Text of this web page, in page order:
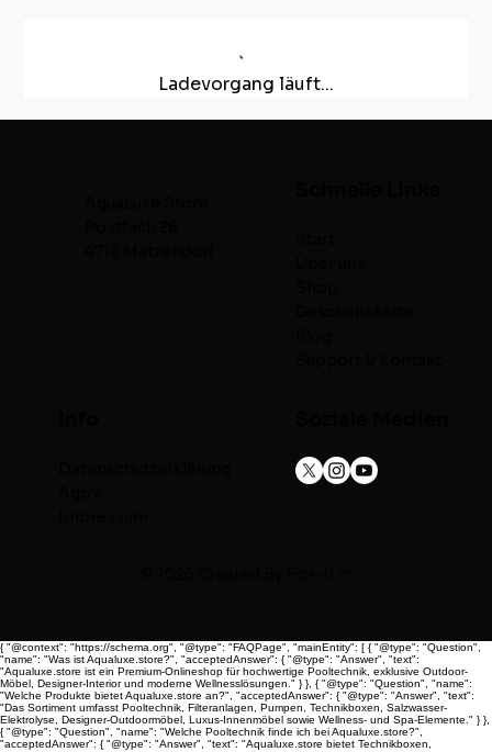
Ladevorgang läuft...
{ "@context": "https://schema.org", "@type": "FAQPage", "mainEntity": [ { "@type": "Question",
"name": "Was ist Aqualuxe.store?", "acceptedAnswer": { "@type": "Answer", "text":
"Aqualuxe.store ist ein Premium-Onlineshop für hochwertige Pooltechnik, exklusive Outdoor-
Möbel, Designer-Interior und moderne Wellnesslösungen." } }, { "@type": "Question", "name":
"Welche Produkte bietet Aqualuxe.store an?", "acceptedAnswer": { "@type": "Answer", "text":
"Das Sortiment umfasst Pooltechnik, Filteranlagen, Pumpen, Technikboxen, Salzwasser-
Elektrolyse, Designer-Outdoormöbel, Luxus-Innenmöbel sowie Wellness- und Spa-Elemente." } },
{ "@type": "Question", "name": "Welche Pooltechnik finde ich bei Aqualuxe.store?",
"acceptedAnswer": { "@type": "Answer", "text": "Aqualuxe.store bietet Technikboxen,